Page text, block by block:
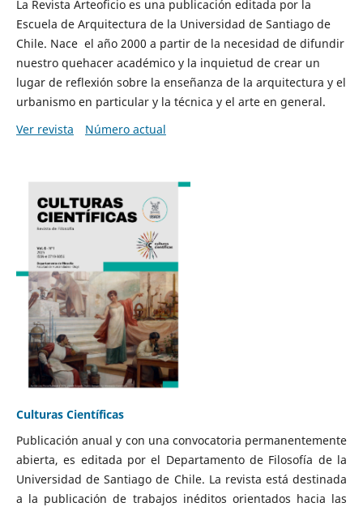
La Revista Arteoficio es una publicación editada por la
Escuela de Arquitectura de la Universidad de Santiago de
Chile. Nace el año 2000 a partir de la necesidad de difundir
nuestro quehacer académico y la inquietud de crear un
lugar de reflexión sobre la enseñanza de la arquitectura y el
urbanismo en particular y la técnica y el arte en general.
Ver revista
Número actual
Culturas Científicas
Publicación anual y con una convocatoria permanentemente
abierta, es editada por el Departamento de Filosofía de la
Universidad de Santiago de Chile. La revista está destinada
a la publicación de trabajos inéditos orientados hacia las